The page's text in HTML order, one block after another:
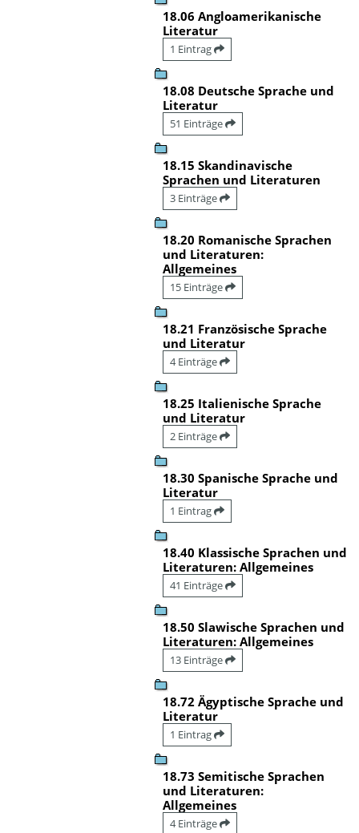
18.06 Angloamerikanische
Literatur
1 Eintrag
18.08 Deutsche Sprache und
Literatur
51 Einträge
18.15 Skandinavische
Sprachen und Literaturen
3 Einträge
18.20 Romanische Sprachen
und Literaturen:
Allgemeines
15 Einträge
18.21 Französische Sprache
und Literatur
4 Einträge
18.25 Italienische Sprache
und Literatur
2 Einträge
18.30 Spanische Sprache und
Literatur
1 Eintrag
18.40 Klassische Sprachen und
Literaturen: Allgemeines
41 Einträge
18.50 Slawische Sprachen und
Literaturen: Allgemeines
13 Einträge
18.72 Ägyptische Sprache und
Literatur
1 Eintrag
18.73 Semitische Sprachen
und Literaturen:
Allgemeines
4 Einträge